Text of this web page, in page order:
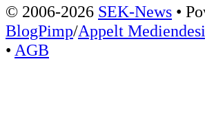
© 2006-2026 SEK-News •
BlogPimp/Appelt
• AGB